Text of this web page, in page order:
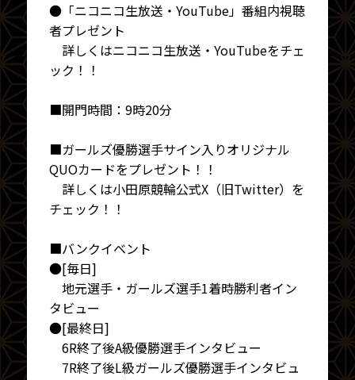
●「ニコニコ生放送・YouTube」番組内視聴
者プレゼント
詳しくはニコニコ生放送・YouTubeをチェ
ック！！
■開門時間：9時20分
■ガールズ優勝選手サイン入りオリジナル
QUOカードをプレゼント！！
詳しくは小田原競輪公式X（旧Twitter）を
チェック！！
■バンクイベント
●[毎日]
地元選手・ガールズ選手1着時勝利者イン
タビュー
●[最終日]
6R終了後A級優勝選手インタビュー
7R終了後L級ガールズ優勝選手インタビュ